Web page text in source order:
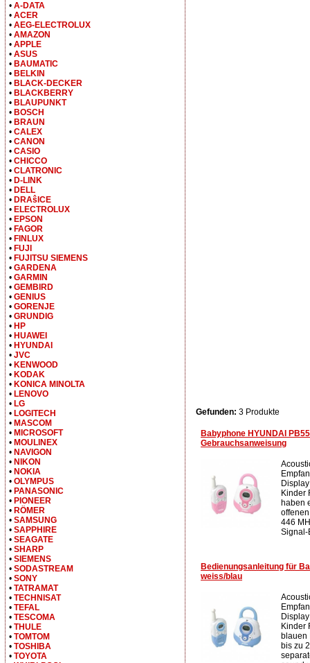
Gefunden: 3 Produkte
Babyphone HYUNDAI
Gebrauchsanweisung
Kinder
haben
446
Signal-
Bedienungsanleitung für
weiss/blau
Kinder
blauen
bis zu
• A-DATA
• ACER
• AEG-ELECTROLUX
• AMAZON
• APPLE
• ASUS
• BAUMATIC
• BELKIN
• BLACK-DECKER
• BLACKBERRY
• BLAUPUNKT
• BOSCH
• BRAUN
• CALEX
• CANON
• CASIO
• CHICCO
• CLATRONIC
• D-LINK
• DELL
• DRAŝICE
• ELECTROLUX
• EPSON
• FAGOR
• FINLUX
• FUJI
• FUJITSU SIEMENS
• GARDENA
• GARMIN
• GEMBIRD
• GENIUS
• GORENJE
• GRUNDIG
• HP
• HUAWEI
• HYUNDAI
• JVC
• KENWOOD
• KODAK
• KONICA MINOLTA
• LENOVO
• LG
• LOGITECH
• MASCOM
• MICROSOFT
• MOULINEX
• NAVIGON
• NIKON
• NOKIA
• OLYMPUS
• PANASONIC
• PIONEER
• RÖMER
• SAMSUNG
• SAPPHIRE
• SEAGATE
• SHARP
• SIEMENS
• SODASTREAM
• SONY
• TATRAMAT
• TECHNISAT
• TEFAL
• TESCOMA
• THULE
• TOMTOM
• TOSHIBA
• TOYOTA